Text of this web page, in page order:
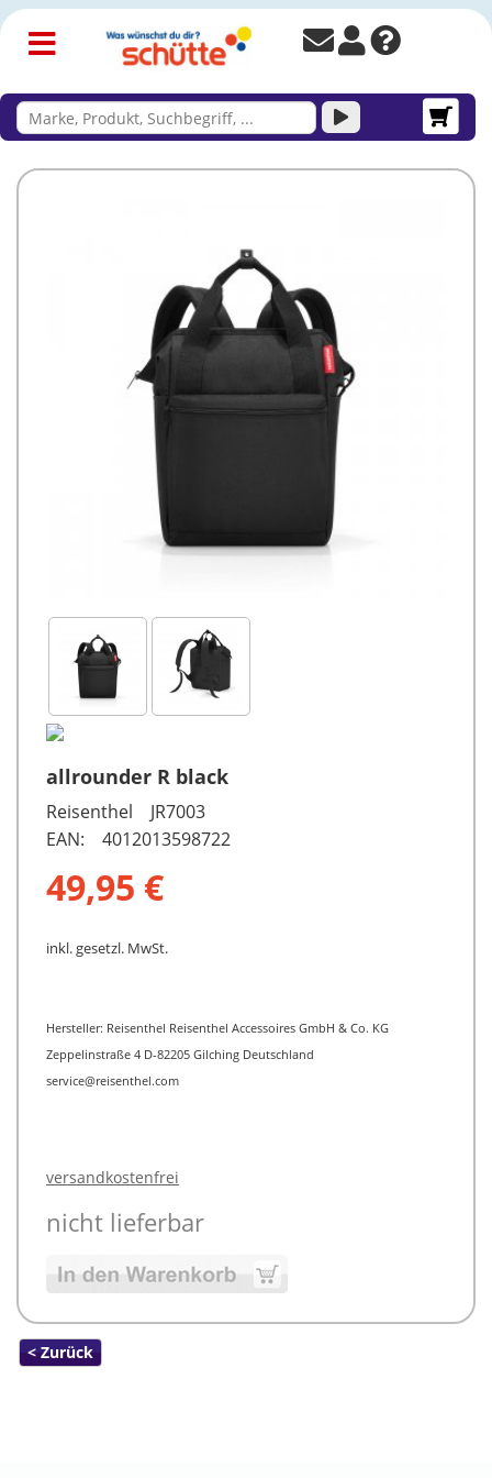
allrounder R black
Reisenthel JR7003
EAN: 4012013598722
49,95 €
inkl. gesetzl. MwSt.
Hersteller: Reisenthel Reisenthel Accessoires GmbH & Co. KG
Zeppelinstraße 4 D-82205 Gilching Deutschland
service@reisenthel.com
versandkostenfrei
nicht lieferbar
< Zurück